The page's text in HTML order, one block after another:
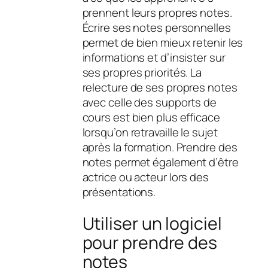
prennent leurs propres notes.
Écrire ses notes personnelles
permet de bien mieux retenir les
informations et d’insister sur
ses propres priorités. La
relecture de ses propres notes
avec celle des supports de
cours est bien plus efficace
lorsqu’on retravaille le sujet
après la formation. Prendre des
notes permet également d’être
actrice ou acteur lors des
présentations.
Utiliser un logiciel
pour prendre des
notes